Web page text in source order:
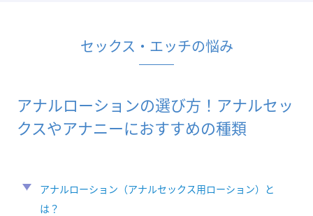
セックス・エッチの悩み
アナルローションの選び方！アナルセッ
クスやアナニーにおすすめの種類
アナルローション（アナルセックス用ローション）と
は？